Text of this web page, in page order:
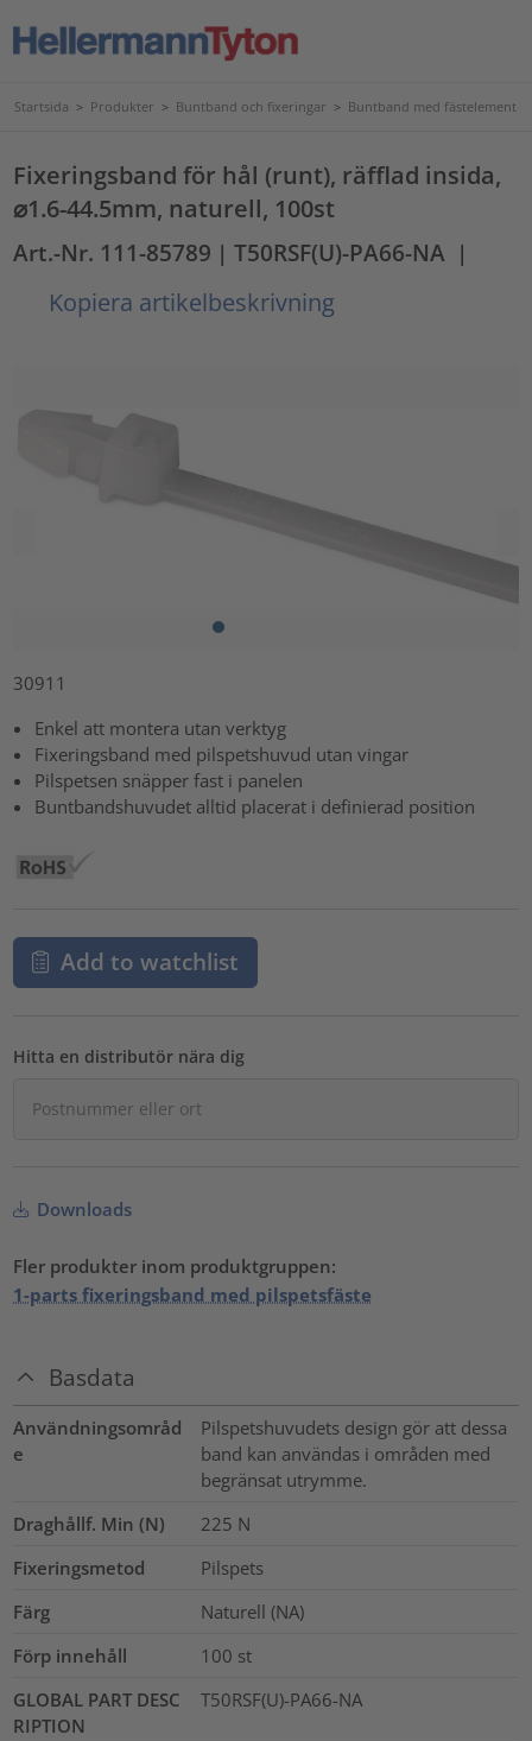
Startsida > Produkter > Buntband och fixeringar > Buntband med fästelement
Fixeringsband för hål (runt), räfflad insida,
⌀1.6-44.5mm, naturell, 100st
Art.-Nr. 111-85789 | T50RSF(U)-PA66-NA |
Kopiera artikelbeskrivning
30911
Enkel att montera utan verktyg
Fixeringsband med pilspetshuvud utan vingar
Pilspetsen snäpper fast i panelen
Buntbandshuvudet alltid placerat i definierad position
Add to watchlist
Hitta en distributör nära dig
Downloads
Fler produkter inom produktgruppen:
1-parts fixeringsband med pilspetsfäste
Basdata
Användningsområd
e
Pilspetshuvudets design gör att dessa
band kan användas i områden med
begränsat utrymme.
Draghållf. Min (N)
225 N
Fixeringsmetod
Pilspets
Färg
Naturell (NA)
Förp innehåll
100 st
GLOBAL PART DESC
RIPTION
T50RSF(U)-PA66-NA